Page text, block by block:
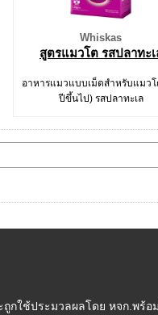
กใช้ประมวลผลโดย หจก.พร้
Whiskas
สูตรแมวโต รสปลาทะเ
อาหารแมวแบบเม็ดสำหรับแมวโ
ปีขึ้นไป) รสปลาทะเล